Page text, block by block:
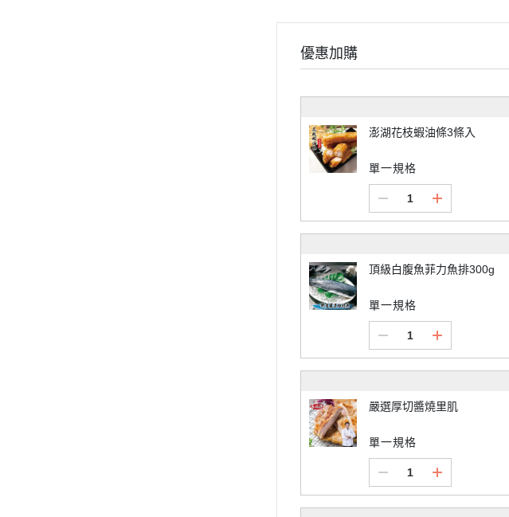
優惠加購
澎湖花枝蝦油條3條入
單一規格
頂級白腹魚菲力魚排300g
單一規格
嚴選厚切醬燒里肌
單一規格